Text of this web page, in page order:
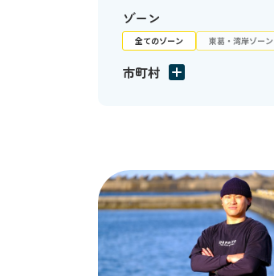
ゾーン
全てのゾーン 東葛・湾岸ゾーン
市町村